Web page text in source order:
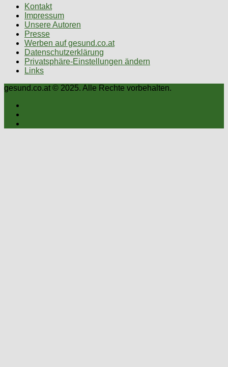
Kontakt
Impressum
Unsere Autoren
Presse
Werben auf gesund.co.at
Datenschutzerklärung
Privatsphäre-Einstellungen ändern
Links
gesund.co.at © 2025. Alle Rechte vorbehalten.